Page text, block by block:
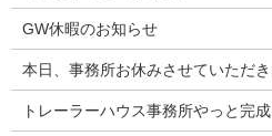
GW休暇のお知らせ
本日、事務所お休みさせていただき
トレーラーハウス事務所やっと完